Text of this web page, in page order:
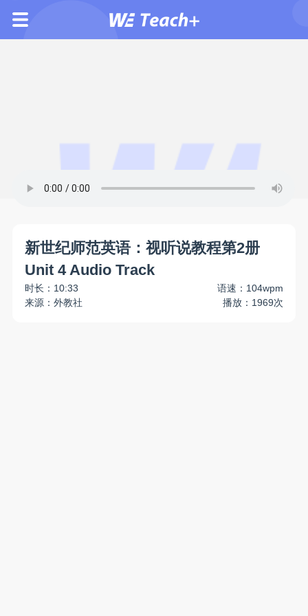
新世纪师范英语：视听说教程第2册
Unit 4 Audio Track
时长：10:33
语速：104wpm
来源：外教社
播放：1969次